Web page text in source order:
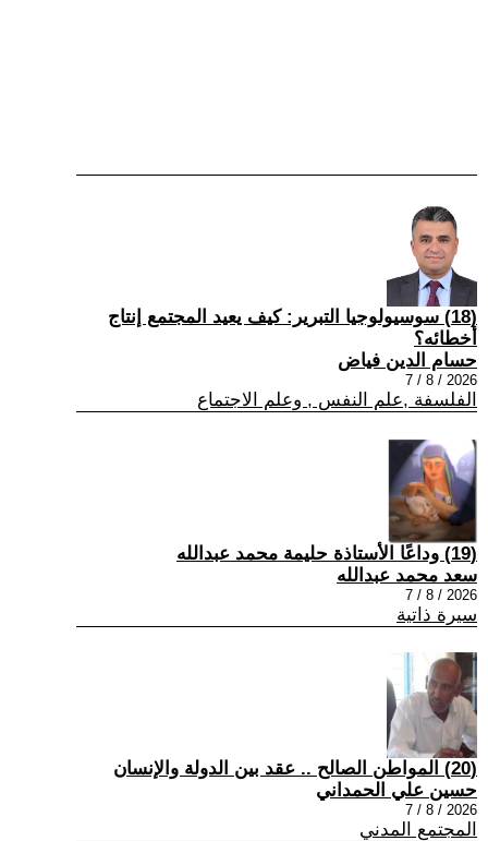
(18) سوسيولوجيا التبرير: كيف يعيد المجتمع إنتاج
أخطائه؟
حسام الدين فياض
2026 / 8 / 7
الفلسفة ,علم النفس , وعلم الاجتماع
(19) وداعًا الأستاذة حليمة محمد عبدالله
سعد محمد عبدالله
2026 / 8 / 7
سيرة ذاتية
(20) المواطن الصالح .. عقد بين الدولة والإنسان
حسين علي الحمداني
2026 / 8 / 7
المجتمع المدني